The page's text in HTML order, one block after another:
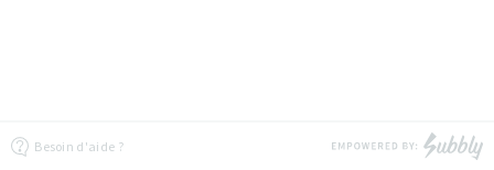
Besoin d'aide ?